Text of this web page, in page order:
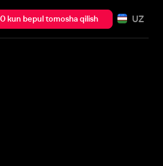
kun bepul tomosha qilish UZ